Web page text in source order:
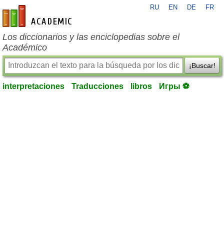
es-academic.com
RU EN DE FR
Los diccionarios y las enciclopedias sobre el
Académico
¡Buscar!
interpretaciones Traducciones libros Игры ⚽